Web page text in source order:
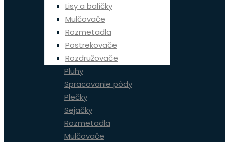
Lisy a balíčky
Mulčovače
Rozmetadla
Postrekovače
Rozdružovače
Pluhy
Spracovanie pôdy
Plečky
Sejačky
Rozmetadla
Mulčovače